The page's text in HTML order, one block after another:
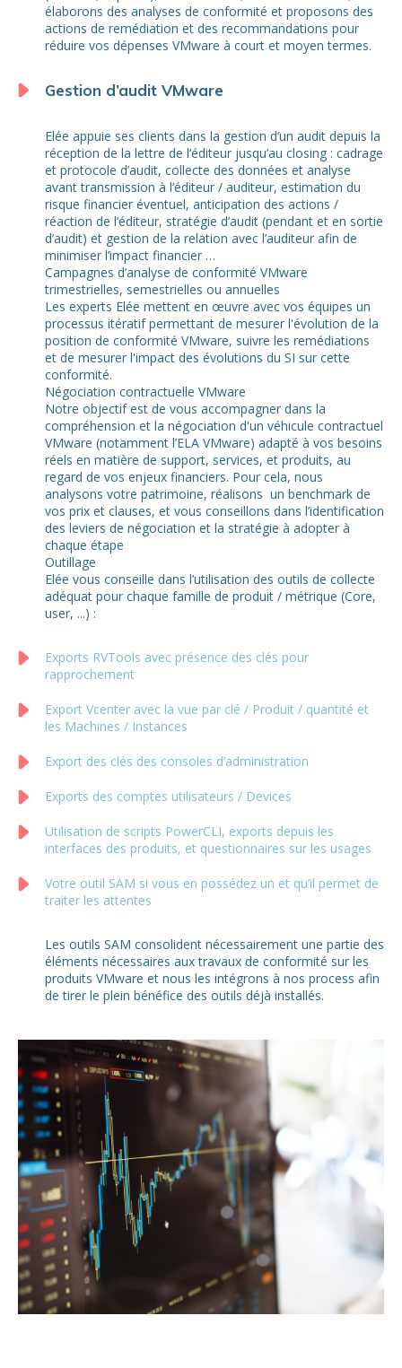
élaborons des analyses de conformité et proposons des
actions de remédiation et des recommandations pour
réduire vos dépenses VMware à court et moyen termes.
Gestion d’audit VMware
Elée appuie ses clients dans la gestion d’un audit depuis la
réception de la lettre de l’éditeur jusqu’au closing : cadrage
et protocole d’audit, collecte des données et analyse
avant transmission à l’éditeur / auditeur, estimation du
risque financier éventuel, anticipation des actions /
réaction de l’éditeur, stratégie d’audit (pendant et en sortie
d’audit) et gestion de la relation avec l’auditeur afin de
minimiser l’impact financier …
Campagnes d’analyse de conformité VMware
trimestrielles, semestrielles ou annuelles
Les experts Elée mettent en œuvre avec vos équipes un
processus itératif permettant de mesurer l'évolution de la
position de conformité VMware, suivre les remédiations
et de mesurer l'impact des évolutions du SI sur cette
conformité.
Négociation contractuelle VMware
Notre objectif est de vous accompagner dans la
compréhension et la négociation d'un véhicule contractuel
VMware (notamment l’ELA VMware) adapté à vos besoins
réels en matière de support, services, et produits, au
regard de vos enjeux financiers. Pour cela, nous
analysons votre patrimoine, réalisons un benchmark de
vos prix et clauses, et vous conseillons dans l’identification
des leviers de négociation et la stratégie à adopter à
chaque étape
Outillage
Elée vous conseille dans l’utilisation des outils de collecte
adéquat pour chaque famille de produit / métrique (Core,
user, ...) :
Exports RVTools avec présence des clés pour
rapprochement
Export Vcenter avec la vue par clé / Produit / quantité et
les Machines / Instances
Export des clés des consoles d’administration
Exports des comptes utilisateurs / Devices
Utilisation de scripts PowerCLI, exports depuis les
interfaces des produits, et questionnaires sur les usages
Votre outil SAM si vous en possédez un et qu’il permet de
traiter les attentes
Les outils SAM consolident nécessairement une partie des
éléments nécessaires aux travaux de conformité sur les
produits VMware et nous les intégrons à nos process afin
de tirer le plein bénéfice des outils déjà installés.